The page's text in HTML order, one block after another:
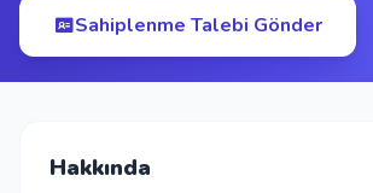
S.S.S.
Blog
Sahiplenme Talebi Gönder
Hakkında